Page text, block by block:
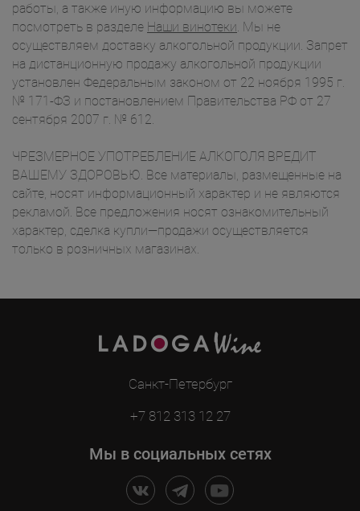
работы, а также иную информацию вы можете
посмотреть в разделе Наши винотеки. Мы не
осуществляем доставку алкогольной продукции. Запрет
на дистанционную продажу алкогольной продукции
установлен Федеральным законом от 22 ноября 1995 г.
№ 171-ФЗ и постановлением Правительства РФ от 27
сентября 2007 г. № 612.
ЧРЕЗМЕРНОЕ УПОТРЕБЛЕНИЕ АЛКОГОЛЯ ВРЕДИТ
ВАШЕМУ ЗДОРОВЬЮ. Все материалы, размещенные на
сайте, носят информационный характер и не являются
рекламой. Все предложения носят ознакомительный
характер, сделка купли—продажи осуществляется
только в розничных магазинах.
Санкт-Петербург
+7 812 313 12 27
Мы в социальных сетях